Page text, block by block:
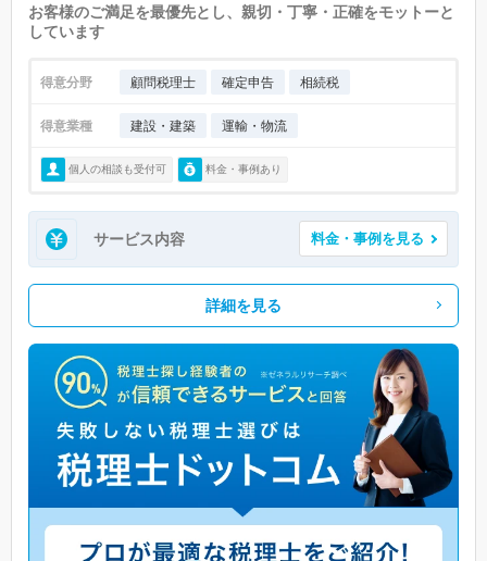
お客様のご満足を最優先とし、親切・丁寧・正確をモットーと
しています
得意分野 顧問税理士 確定申告 相続税
得意業種 建設・建築 運輸・物流
個人の相談も受付可 料金・事例あり
サービス内容 料金・事例を見る
詳細を見る